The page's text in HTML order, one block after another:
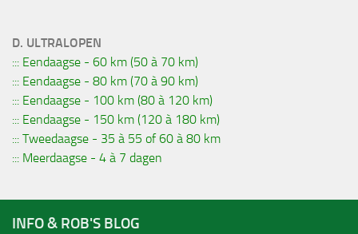
D. ULTRALOPEN
::: Eendaagse - 60 km (50 à 70 km)
::: Eendaagse - 80 km (70 à 90 km)
::: Eendaagse - 100 km (80 à 120 km)
::: Eendaagse - 150 km (120 à 180 km)
::: Tweedaagse - 35 à 55 of 60 à 80 km
::: Meerdaagse - 4 à 7 dagen
INFO & ROB'S BLOG